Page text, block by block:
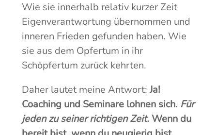
Wie sie innerhalb relativ kurzer Zeit
Eigenverantwortung übernommen und
inneren Frieden gefunden haben. Wie
sie aus dem Opfertum in ihr
Schöpfertum zurück kehrten.
Daher lautet meine Antwort: Ja!
Coaching und Seminare lohnen sich. Für
jeden zu seiner richtigen Zeit.Wenn du